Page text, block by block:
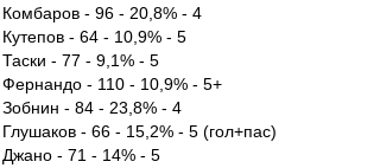
Комбаров - 96 - 20,8% - 4
Кутепов - 64 - 10,9% - 5
Таски - 77 - 9,1% - 5
Фернандо - 110 - 10,9% - 5+
Зобнин - 84 - 23,8% - 4
Глушаков - 66 - 15,2% - 5 (гол+пас)
Джано - 71 - 14% - 5